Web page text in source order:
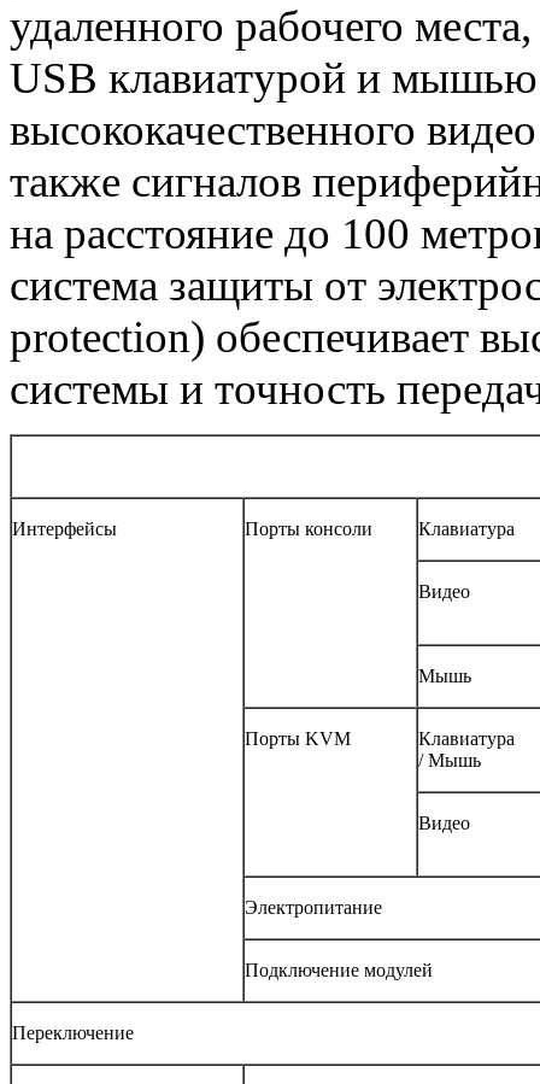
удаленного рабочего
USB клавиатурой и
высококачественного
также сигналов
на расстояние до 100
система защиты от
protection) обеспечивает
системы и точность
Интерфейсы Порты консоли Клавиатура
Видео
Мышь
Порты KVM
Клавиатура
/ Мышь
Видео
Электропитание
Подключение модулей
Переключение